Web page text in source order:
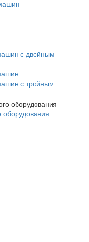
с двойным
с тройным
оборудования